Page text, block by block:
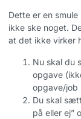
Dette er en
ikke ske noget.
at det ikke virker
Nu skal du
opgave
opgave/job
Du skal
på eller ej”